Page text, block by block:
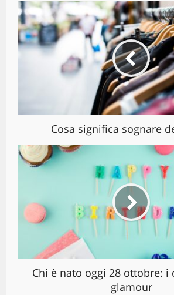
Cosa significa sognare
Chi è nato oggi 28 ottobre: i
glamour